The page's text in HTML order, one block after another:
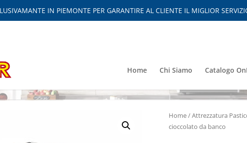
IN PIEMONTE PER GARANTIRE AL CLIENTE IL MIGLIOR
Home Chi Siamo Catalogo
Home/Attrezzatura
cioccolato da banco